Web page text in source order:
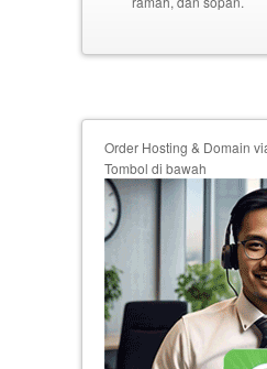
Order Hosting & Domain
Tombol di bawah